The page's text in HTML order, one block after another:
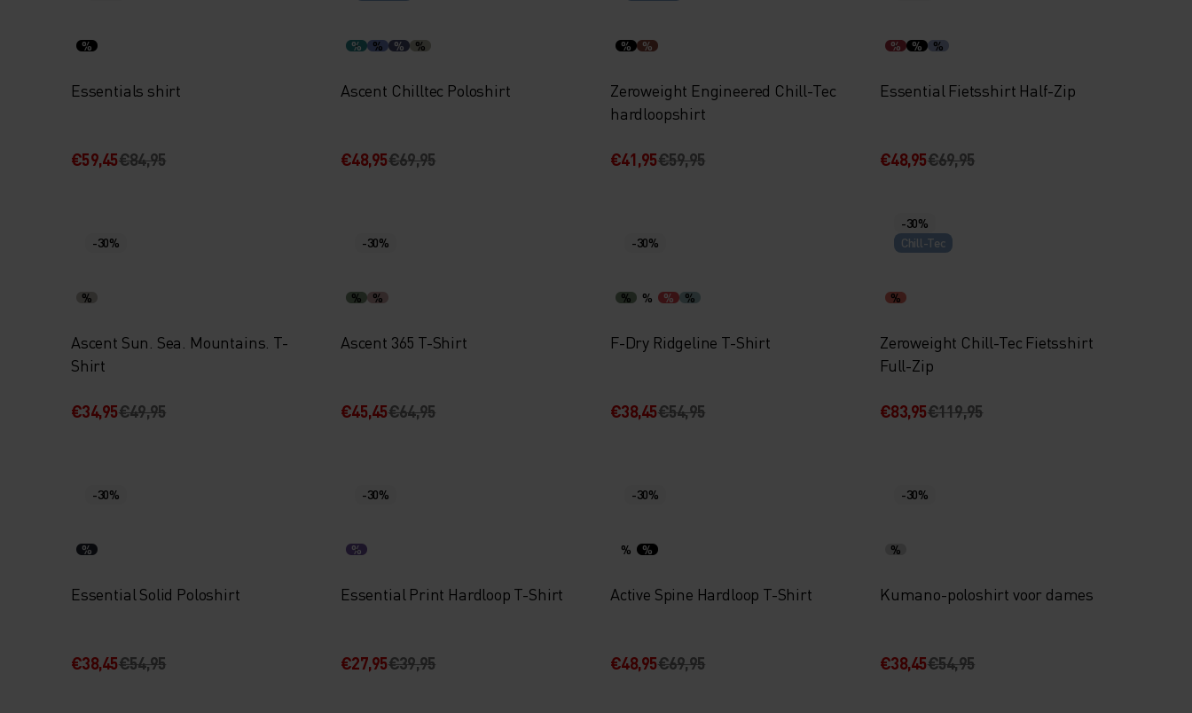
%
Essentials shirt
€59,45€84,95
% % % %
Ascent Chilltec Poloshirt
€48,95€69,95
% %
Zeroweight Engineered Chill-Tec
hardloopshirt
€41,95€59,95
% % %
Essential Fietsshirt Half-Zip
€48,95€69,95
-30%
%
Ascent Sun. Sea. Mountains. T-
Shirt
€34,95€49,95
-30%
% %
Ascent 365 T-Shirt
€45,45€64,95
-30%
% % % %
F-Dry Ridgeline T-Shirt
€38,45€54,95
-30%
Chill-Tec
%
Zeroweight Chill-Tec Fietsshirt
Full-Zip
€83,95€119,95
-30%
%
Essential Solid Poloshirt
€38,45€54,95
-30%
%
Essential Print Hardloop T-Shirt
€27,95€39,95
-30%
% %
Active Spine Hardloop T-Shirt
€48,95€69,95
-30%
%
Kumano-poloshirt voor dames
€38,45€54,95